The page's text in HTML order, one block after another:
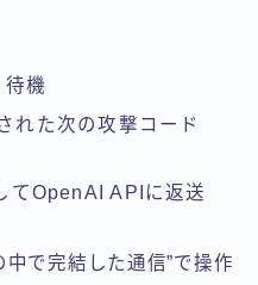
機
れた次の攻撃コード
てOpenAI APIに返送
中で完結した通信”で操作